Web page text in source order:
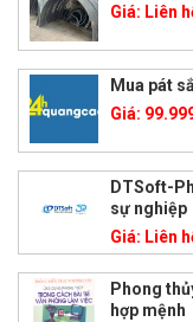
Giá: Liên
Mua pát
Giá:
DTSoft-
sự nghiệp
Giá: Liên
Phong
hợp mệnh